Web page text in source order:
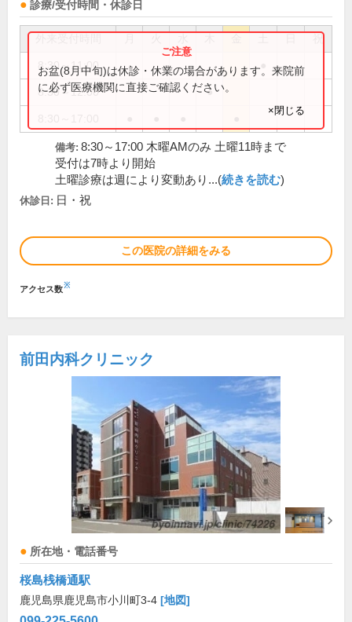
診療/受付時間・休診日
祝
8:30～11:00
8:30～12:00 ●
お盆(8月中旬)は休診・休業の場合があります。来院前
に必ず医療機関に直接ご確認ください。
×閉じる
備考: 8:30～17:00 木曜AMのみ 土曜11時まで
受付は7時より開始
土曜診療は週により変動あり...(続きを読む)
休診日: 日・祝
この医院の詳細をみる
アクセス数※
前田内科クリニック
所在地・電話番号
桜島桟橋通駅
鹿児島県鹿児島市小川町3-4 [地図]